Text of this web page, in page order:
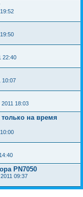
22:40
10:07
18:03
только на время
PN7050
09:37